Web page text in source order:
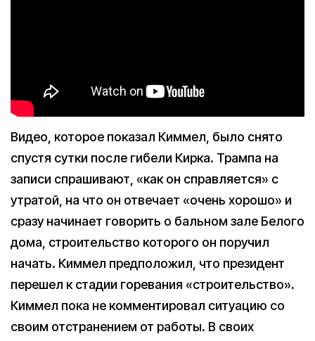
Видео, которое показал Киммел, было снято
спустя сутки после гибели Кирка. Трампа на
записи спрашивают, «как он справляется» с
утратой, на что он отвечает «очень хорошо» и
сразу начинает говорить о бальном зале Белого
дома, строительство которого он поручил
начать. Киммел предположил, что президент
перешел к стадии горевания «строительство».
Киммел пока не комментировал ситуацию со
своим отстранением от работы. В своих